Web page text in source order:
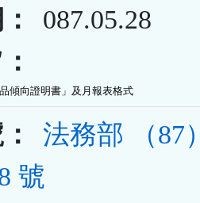
087.05.28
傾向證明書」及月報表格式
法務部 （87
號